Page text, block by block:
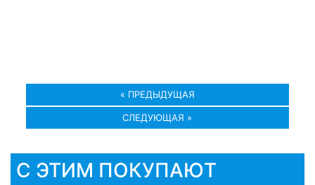
« ПРЕДЫДУЩАЯ
СЛЕДУЮЩАЯ »
С ЭТИМ ПОКУПАЮТ